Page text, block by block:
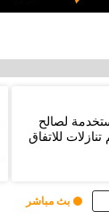
لصالح
للاتفاق
بث مباشر